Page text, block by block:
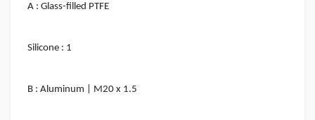
A : Glass-filled PTFE
1
:
Silicone
B : Aluminum | M20 x 1.5